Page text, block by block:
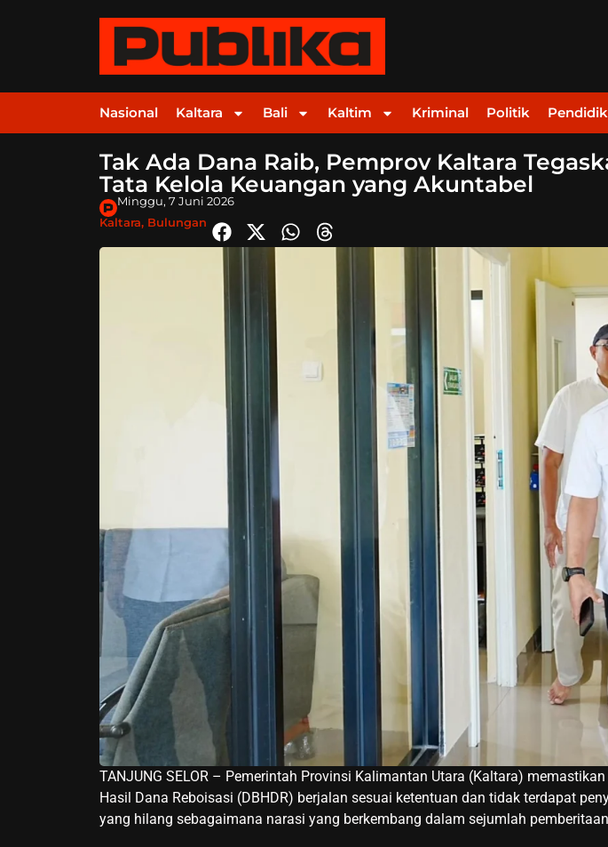
Nasional Kaltara Bali Kaltim Kriminal Politik
Tak Ada Dana Raib, Pemprov Kaltara
Tata Kelola Keuangan yang Akuntabel
Minggu, 7 Juni 2026
Kaltara, Bulungan
TANJUNG SELOR – Pemerintah Provinsi Kalimantan Utara (Kaltara)
Hasil Dana Reboisasi (DBHDR) berjalan sesuai ketentuan dan tidak terdapat
yang hilang sebagaimana narasi yang berkembang dalam sejumlah